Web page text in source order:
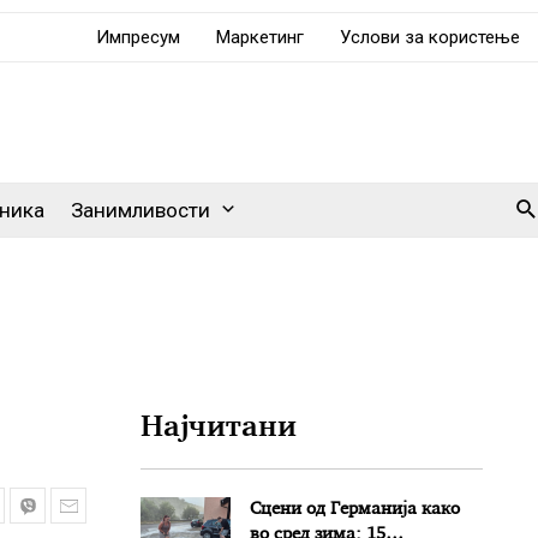
Импресум Маркетинг Услови за користење
Занимливости
Најчитани
Сцени од Германија како
во сред зима: 15